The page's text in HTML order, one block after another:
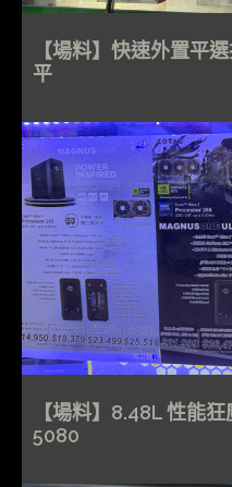
【場料】快速外置平
平
【場料】8.48L 性能
5080